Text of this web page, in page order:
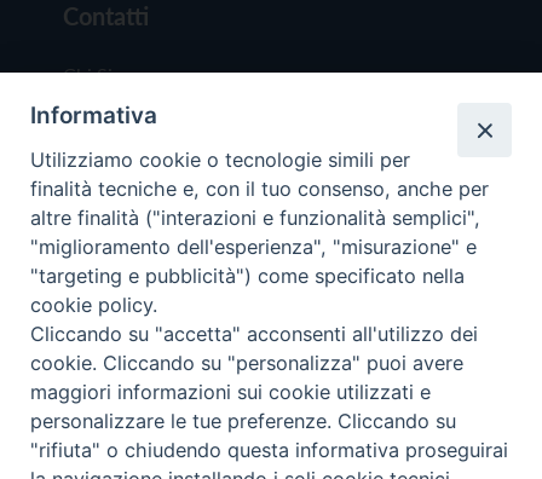
Contatti
Chi Siamo
Redazione
Scrivici
Copyright © 2019 - Tutti i diritti riservati - Vita
Trentina Editrice
Privacy Policy
Torna
Informativa
Utilizziamo cookie o tecnologie simili per
finalità tecniche e, con il tuo consenso, anche per
altre finalità ("interazioni e funzionalità semplici",
"miglioramento dell'esperienza", "misurazione" e
"targeting e pubblicità") come specificato nella
cookie policy.
Cliccando su "accetta" acconsenti all'utilizzo dei
cookie. Cliccando su "personalizza" puoi avere
maggiori informazioni sui cookie utilizzati e
personalizzare le tue preferenze. Cliccando su
"rifiuta" o chiudendo questa informativa proseguirai